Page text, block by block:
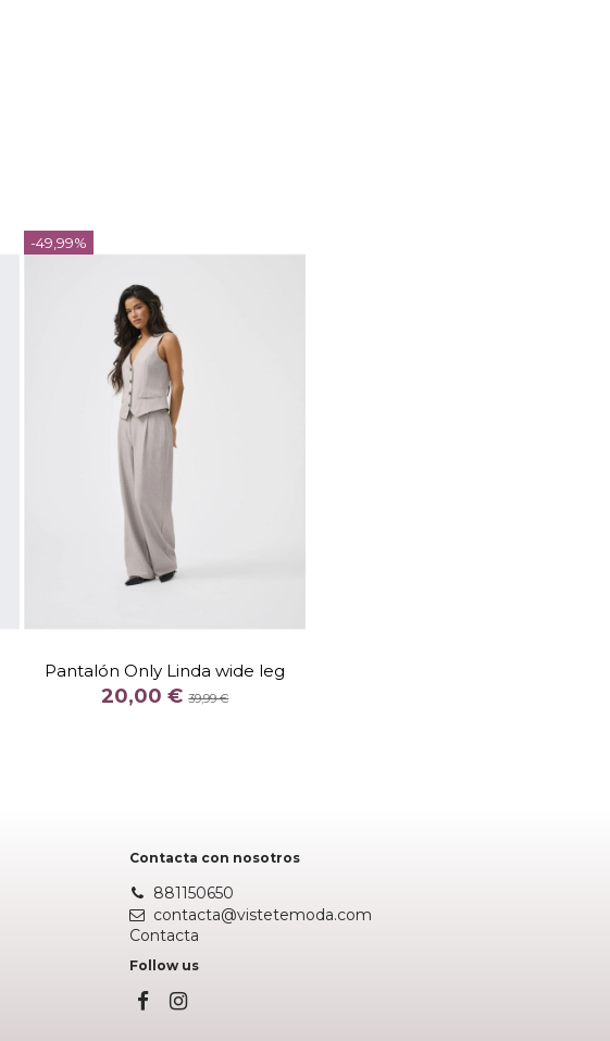
-49,99%
Pantalón Only Linda wide leg
20,00 €39,99 €
TALLA
COLOR
Contacta con nosotros
881150650
contacta@vistetemoda.com
Contacta
Follow us